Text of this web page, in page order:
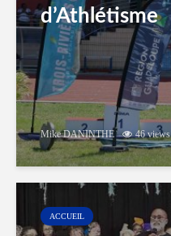
d’Athlétisme
Mike DANINTHE 46 views
ACCUEIL